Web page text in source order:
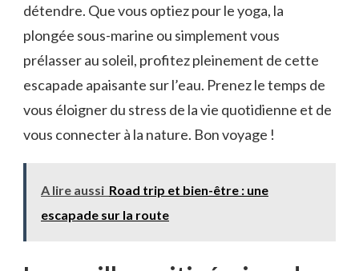
détendre. Que ​vous optiez pour le yoga, la
plongée sous-marine ou simplement vous
prélasser au soleil, profitez pleinement de cette ​
escapade apaisante sur l’eau. Prenez le temps de
vous éloigner du stress de la vie quotidienne ‌et de
vous connecter à la nature. Bon voyage !
A lire aussi Road trip et bien-être : une
escapade sur la route